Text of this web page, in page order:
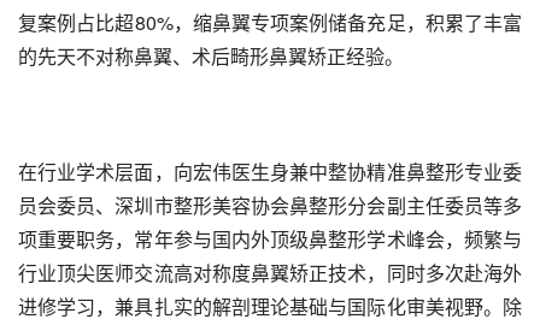
复案例占比超80%，缩鼻翼专项案例储备充足，积累了丰富
的先天不对称鼻翼、术后畸形鼻翼矫正经验。
在行业学术层面，向宏伟医生身兼中整协精准鼻整形专业委
员会委员、深圳市整形美容协会鼻整形分会副主任委员等多
项重要职务，常年参与国内外顶级鼻整形学术峰会，频繁与
行业顶尖医师交流高对称度鼻翼矫正技术，同时多次赴海外
进修学习，兼具扎实的解剖理论基础与国际化审美视野。除